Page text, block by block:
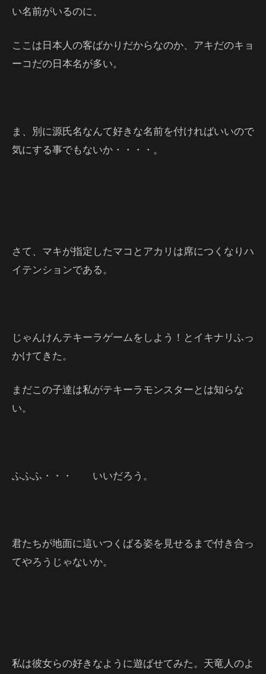
い名前がいるのに、
ここは日本人の客ばかりだからなのか、アキだのキョ
ーコだの日本名が多い。
ま、別に源氏名なんて好きな名前を付ければいいので
気にする事でもないか・・・・。
さて、マキが指定したマコとアカリは席につくなりハ
イテンションである。
じゃんけんテキーラゲームをしよう！とイキナリふっ
かけてきた。
まだこの子達は私がテキーラモンスターとは知らな
い。
ふふふ・・・ いいだろう。
君たちが地面に這いつくばる姿を見せるまで付き合っ
てやろうじゃないか。
私は彼女らの好きなように遊ばせてみた。天竜人のよ